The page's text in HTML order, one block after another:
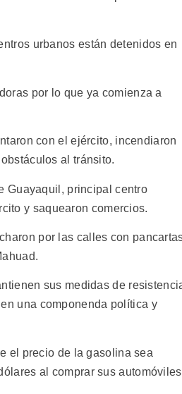
urbanos están detenidos en
por lo que ya comienza a
con el ejército, incendiaron
al tránsito.
Guayaquil, principal centro
y saquearon comercios.
por las calles con
sus medidas de
una componenda política y
el precio de la gasolina sea
al comprar sus